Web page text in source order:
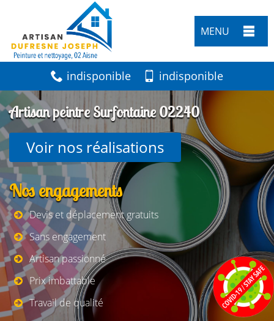
MENU
indisponible indisponible
Artisan peintre Surfontaine 02240
Voir nos réalisations
Nos engagements
Devis et déplacement gratuits
Sans engagement
Artisan passionné
Prix imbattable
Travail de qualité